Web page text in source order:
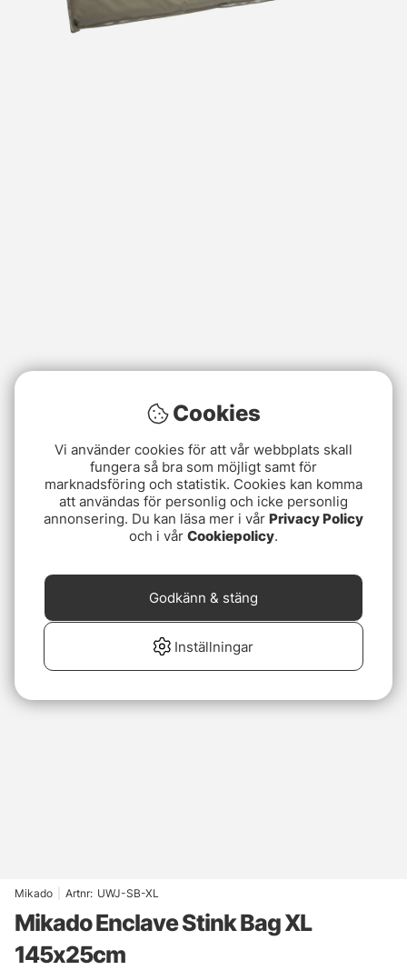
Mikado Artnr: UWJ-SB-XL
Mikado Enclave Stink Bag XL
145x25cm
Cookies
Vi använder cookies för att vår webbplats skall
fungera så bra som möjligt samt för
marknadsföring och statistik. Cookies kan komma
att användas för personlig och icke personlig
annonsering. Du kan läsa mer i vår Privacy Policy
och i vår Cookiepolicy.
Inställningar
Godkänn & stäng